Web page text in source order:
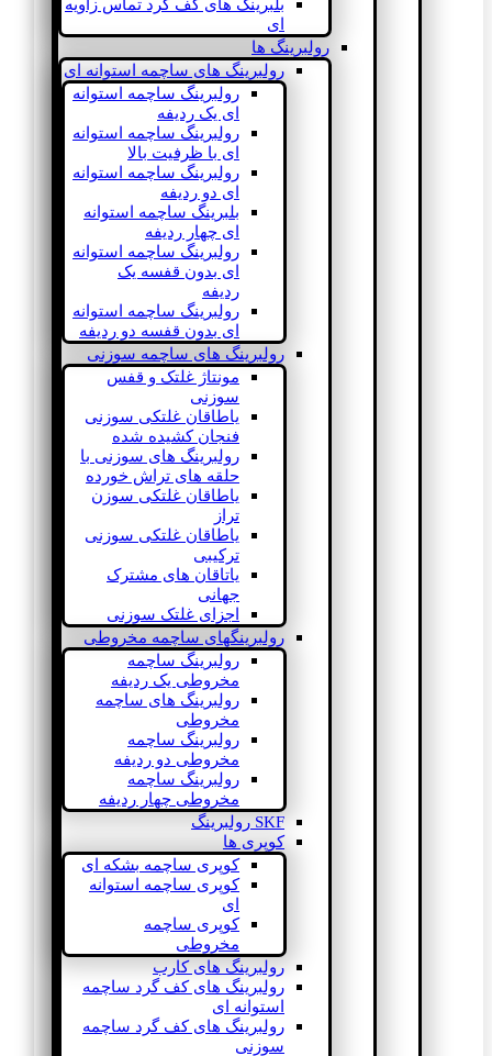
بلبرینگ های کف گرد تماس زاویه
ای
رولبرینگ ها
رولبرینگ های ساچمه استوانه ای
رولبرینگ ساچمه استوانه
ای یک ردیفه
رولبرینگ ساچمه استوانه
ای با ظرفیت بالا
رولبرینگ ساچمه استوانه
ای دو ردیفه
بلبرینگ ساچمه استوانه
ای چهار ردیفه
رولبرینگ ساچمه استوانه
ای بدون قفسه یک
ردیفه
رولبرینگ ساچمه استوانه
ای بدون قفسه دو ردیفه
رولبرینگ های ساچمه سوزنی
مونتاژ غلتک و قفس
سوزنی
یاطاقان غلتکی سوزنی
فنجان کشیده شده
رولبرینگ های سوزنی با
حلقه های تراش خورده
یاطاقان غلتکی سوزن
تراز
یاطاقان غلتکی سوزنی
ترکیبی
یاتاقان های مشترک
جهانی
اجزای غلتک سوزنی
رولبرینگهای ساچمه مخروطی
رولبرینگ ساچمه
مخروطی یک ردیفه
رولبرینگ های ساچمه
مخروطی
رولبرینگ ساچمه
مخروطی دو ردیفه
رولبرینگ ساچمه
مخروطی چهار ردیفه
SKF رولبرینگ
کوپری ها
کوپری ساچمه بشکه ای
کوپری ساچمه استوانه
ای
کوپری ساچمه
مخروطی
رولبرینگ های کارب
رولبرینگ های کف گرد ساچمه
استوانه ای
رولبرینگ های کف گرد ساچمه
سوزنی